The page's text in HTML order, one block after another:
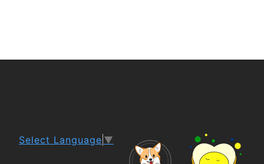
Select Language ▼